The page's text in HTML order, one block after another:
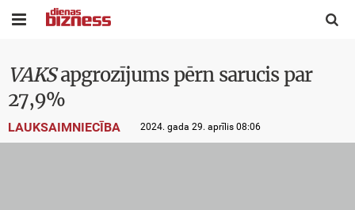
 
VAKSapgrozījums pērn sarucis par
27,9%
LAUKSAIMNIECĪBA 2024. gada 29. aprīlis 08:06